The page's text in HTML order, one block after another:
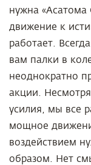
нужна
движение к
работает.
вам палки в
неоднократно
акции.
усилия, мы все
мощное
воздействием
образом. Нет